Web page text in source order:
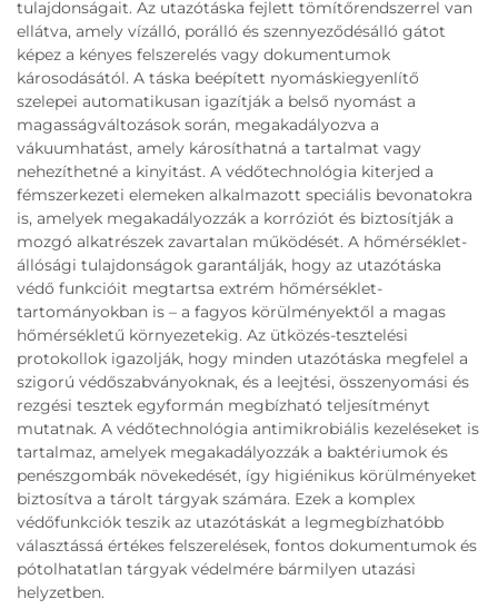
tulajdonságait. Az utazótáska fejlett tömítőrendszerrel van
ellátva, amely vízálló, porálló és szennyeződésálló gátot
képez a kényes felszerelés vagy dokumentumok
károsodásától. A táska beépített nyomáskiegyenlítő
szelepei automatikusan igazítják a belső nyomást a
magasságváltozások során, megakadályozva a
vákuumhatást, amely károsíthatná a tartalmat vagy
nehezíthetné a kinyitást. A védőtechnológia kiterjed a
fémszerkezeti elemeken alkalmazott speciális bevonatokra
is, amelyek megakadályozzák a korróziót és biztosítják a
mozgó alkatrészek zavartalan működését. A hőmérséklet-
állósági tulajdonságok garantálják, hogy az utazótáska
védő funkcióit megtartsa extrém hőmérséklet-
tartományokban is – a fagyos körülményektől a magas
hőmérsékletű környezetekig. Az ütközés-tesztelési
protokollok igazolják, hogy minden utazótáska megfelel a
szigorú védőszabványoknak, és a leejtési, összenyomási és
rezgési tesztek egyformán megbízható teljesítményt
mutatnak. A védőtechnológia antimikrobiális kezeléseket is
tartalmaz, amelyek megakadályozzák a baktériumok és
penészgombák növekedését, így higiénikus körülményeket
biztosítva a tárolt tárgyak számára. Ezek a komplex
védőfunkciók teszik az utazótáskát a legmegbízhatóbb
választássá értékes felszerelések, fontos dokumentumok és
pótolhatatlan tárgyak védelmére bármilyen utazási
helyzetben.